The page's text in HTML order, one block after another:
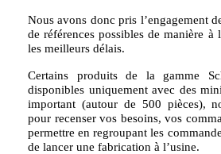
Nous avons donc pris l’engagement
de références possibles de manière à
les meilleurs délais.
Certains produits de la gamme
disponibles uniquement avec des
important (autour de 500 pièces),
pour recenser vos besoins, vos
permettre en regroupant les
de lancer une fabrication à l’usine.